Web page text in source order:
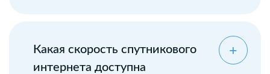
Какая скорость спутникового
интернета доступна